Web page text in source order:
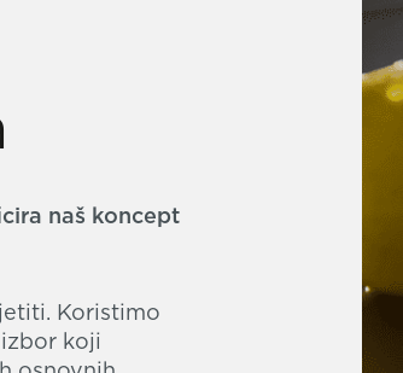
naš koncept
Koristimo
koji